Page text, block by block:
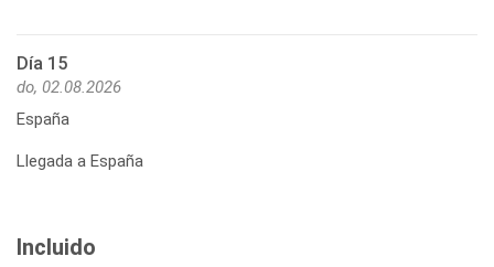
Día 15
do, 02.08.2026
España
Llegada a España
Incluido